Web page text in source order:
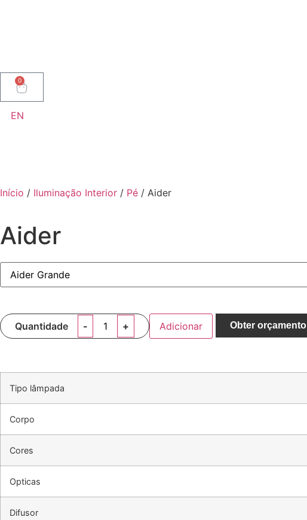
0
EN
Início / Iluminação Interior / Pé / Aider
Aider
Quantidade Adicionar Obter orçamento
Tipo lâmpada
Corpo
Cores
Opticas
Difusor